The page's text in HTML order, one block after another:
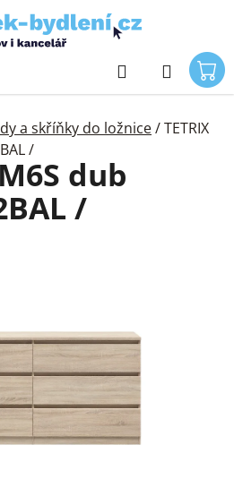
Hledat
a skříňky do ložnice/TETRIX
/
dub
/